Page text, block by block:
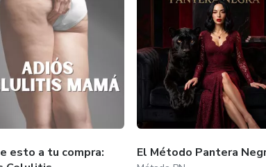
esto a tu compra:
El Método Pantera